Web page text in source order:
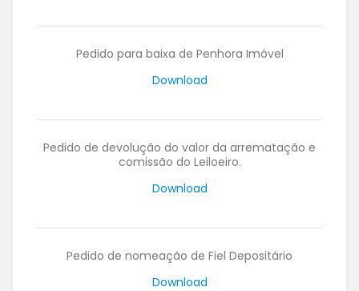
Pedido para baixa de Penhora Imóvel
Download
Pedido de devolução do valor da arrematação e
comissão do Leiloeiro.
Download
Pedido de nomeação de Fiel Depositário
Download